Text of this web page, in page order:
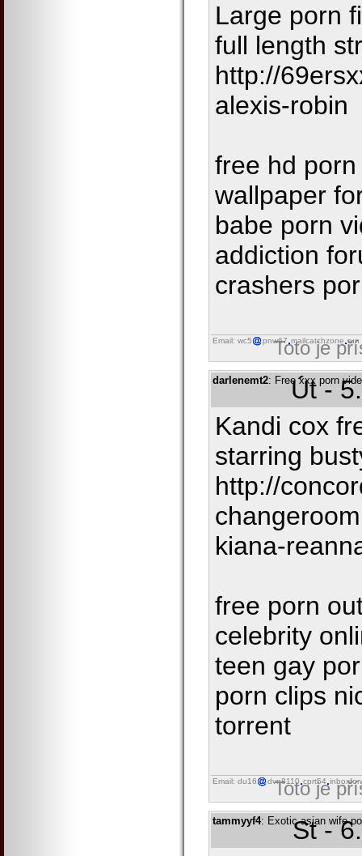
Large porn
full length
http://
alexis-robin
free hd
wallpaper
babe porn
addiction
crashers
Email: wc5 pnw67 mailcatchzone run
Toto je
darlenemt2: Free xxx porn
Út -
Kandi cox
starring
http://
kiana-
free porn
celebrity
teen gay
porn clips
torrent
Email: du16 dvn8110 cprt54
Toto je
tammyyf4: Exotic asian wife
St -